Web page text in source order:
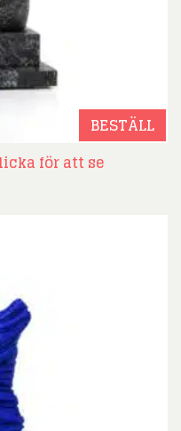
BESTÄLL
för att se